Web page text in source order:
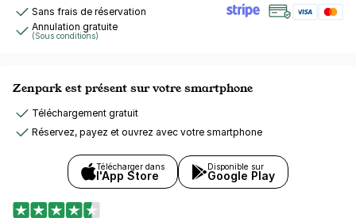
Sans frais de réservation
Annulation gratuite
(Sous conditions)
Zenpark est présent sur votre smartphone
Téléchargement gratuit
Réservez, payez et ouvrez avec votre smartphone
Télécharger dans
l'App Store
Disponible sur
Google Play